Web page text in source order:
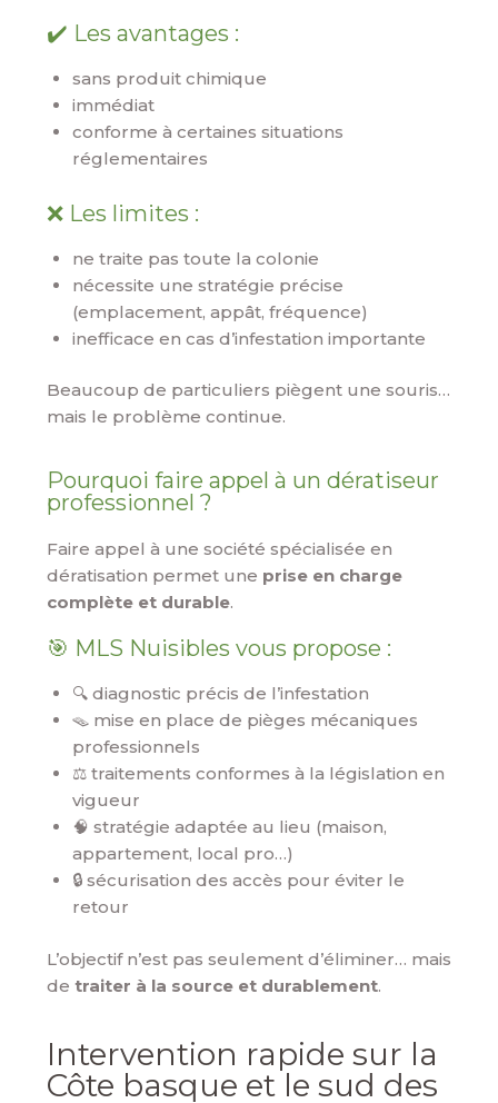
✔️ Les avantages :
sans produit chimique
immédiat
conforme à certaines situations
réglementaires
❌ Les limites :
ne traite pas toute la colonie
nécessite une stratégie précise
(emplacement, appât, fréquence)
inefficace en cas d’infestation importante
Beaucoup de particuliers piègent une souris…
mais le problème continue.
Pourquoi faire appel à un dératiseur
professionnel ?
Faire appel à une société spécialisée en
dératisation permet une prise en charge
complète et durable.
🎯 MLS Nuisibles vous propose :
🔍 diagnostic précis de l’infestation
🪤 mise en place de pièges mécaniques
professionnels
⚖️ traitements conformes à la législation en
vigueur
🧠 stratégie adaptée au lieu (maison,
appartement, local pro…)
🔒 sécurisation des accès pour éviter le
retour
L’objectif n’est pas seulement d’éliminer… mais
de traiter à la source et durablement.
Intervention rapide sur la
Côte basque et le sud des